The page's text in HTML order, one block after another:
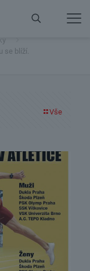
se blíží.
se blíží.
Vše